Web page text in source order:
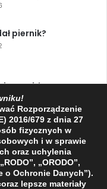
piernik?
i Perseidy. Dwa
astronomiczne
Rozporządzenie
2016/679 z dnia 27
fizycznych w
i w sprawie
oraz uchylenia
„ORODO”,
o Ochronie Danych”).
lepsze materiały